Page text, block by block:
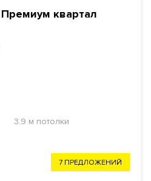
квартал
3.9 м потолки
7 ПРЕДЛОЖЕНИЙ